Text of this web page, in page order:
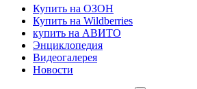
Купить на ОЗОН
Купить на Wildberries
купить на АВИТО
Энциклопедия
Видеогалерея
Новости